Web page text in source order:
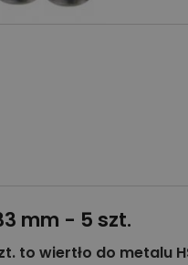
mm - 5 szt.
to wiertło do